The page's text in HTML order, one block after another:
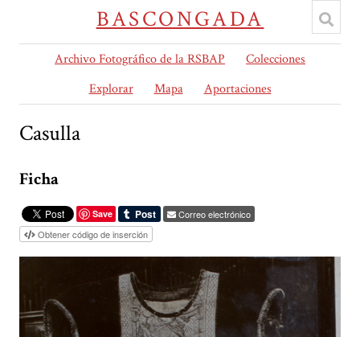
BASCONGADA
Archivo Fotográfico de la RSBAP
Colecciones
Explorar
Mapa Aportaciones
Casulla
Ficha
Save
Correo electrónico
Obtener código de inserción